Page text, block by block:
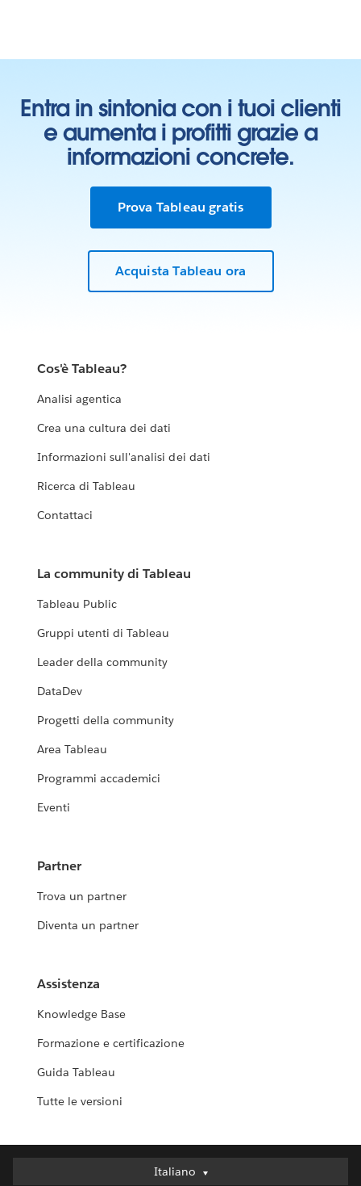
Entra in sintonia con i tuoi clienti
e aumenta i profitti grazie a
informazioni concrete.
Prova Tableau gratis
Acquista Tableau ora
Cos'è Tableau?
Analisi agentica
Crea una cultura dei dati
Informazioni sull'analisi dei dati
Ricerca di Tableau
Contattaci
La community di Tableau
Tableau Public
Gruppi utenti di Tableau
Leader della community
DataDev
Progetti della community
Area Tableau
Programmi accademici
Eventi
Partner
Trova un partner
Diventa un partner
Assistenza
Knowledge Base
Formazione e certificazione
Guida Tableau
Tutte le versioni
Italiano
Italiano